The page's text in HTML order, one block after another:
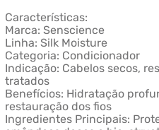
Características:
Marca: Senscience
Linha: Silk Moisture
Categoria: Condicionador
Indicação: Cabelos secos,
tratados
Benefícios: Hidratação
restauração dos fios
Ingredientes Principais: